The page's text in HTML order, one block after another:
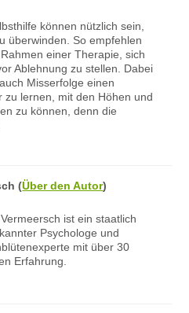
können nützlich sein,
überwinden. So empfehlen
einer Therapie, sich
Ablehnung zu stellen. Dabei
Misserfolge einen
zu lernen, mit den Höhen und
zu können, denn die
(Über den Autor)
ist ein staatlich
Psychologe und
mit über 30
Erfahrung.